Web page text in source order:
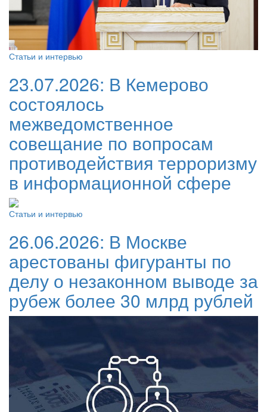
Статьи и интервью
23.07.2026: В Кемерово
состоялось
межведомственное
совещание по вопросам
противодействия терроризму
в информационной сфере
Статьи и интервью
26.06.2026: В Москве
арестованы фигуранты по
делу о незаконном выводе за
рубеж более 30 млрд рублей